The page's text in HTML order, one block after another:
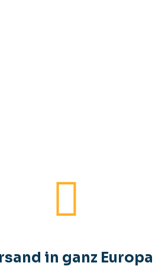
in ganz Europa